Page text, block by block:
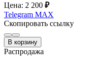
Цена: 2 200 ₽
Telegram MAX
Скопировать ссылку
В корзину
Распродажа